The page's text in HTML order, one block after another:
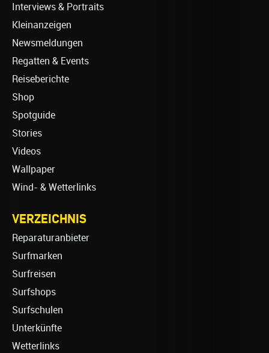
Interviews & Portraits
Kleinanzeigen
Newsmeldungen
Regatten & Events
Reiseberichte
Shop
Spotguide
Stories
Videos
Wallpaper
Wind- & Wetterlinks
VERZEICHNIS
Reparaturanbieter
Surfmarken
Surfreisen
Surfshops
Surfschulen
Unterkünfte
Wetterlinks